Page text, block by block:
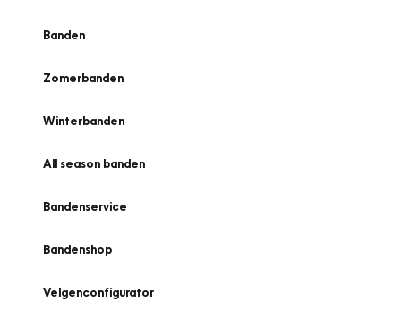
Banden
Zomerbanden
Winterbanden
All season banden
Bandenservice
Bandenshop
Velgenconfigurator